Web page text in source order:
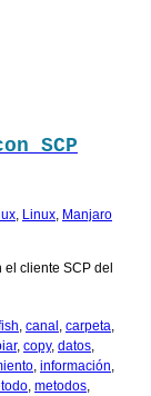
SCP
Linux Manjaro
el cliente SCP del
canal carpeta
, copy, datos
información
metodos